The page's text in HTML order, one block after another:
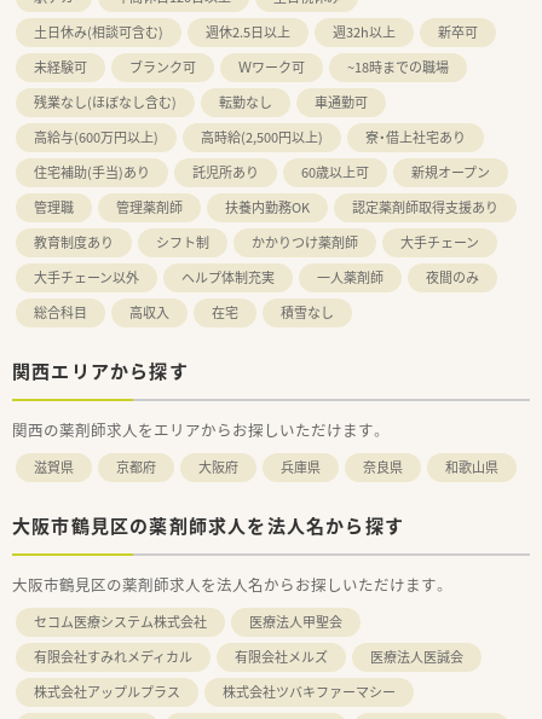
土日休み(相談可含む)
週休2.5日以上 週32h以上
新卒可
未経験可
ブランク可 Ｗワーク可
~18時までの職場
残業なし(ほぼなし含む)
転勤なし
車通勤可
高給与(600万円以上)
高時給(2,500円以上)
寮・借上社宅あり
住宅補助(手当)あり
託児所あり 60歳以上可
新規オープン
管理職
管理薬剤師 扶養内勤務OK
認定薬剤師取得支援あり
教育制度あり
シフト制 かかりつけ薬剤師
大手チェーン
大手チェーン以外
ヘルプ体制充実 一人薬剤師
夜間のみ
総合科目
高収入 在宅 積雪なし
関西エリアから探す
関西の薬剤師求人をエリアからお探しいただけます。
滋賀県 京都府 大阪府 兵庫県 奈良県 和歌山県
大阪市鶴見区の薬剤師求人を法人名から探す
大阪市鶴見区の薬剤師求人を法人名からお探しいただけます。
セコム医療システム株式会社
医療法人甲聖会
有限会社すみれメディカル
有限会社メルズ
医療法人医誠会
株式会社アップルプラス
株式会社ツバキファーマシー